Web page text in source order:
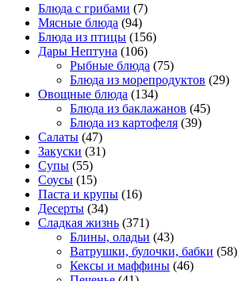
Блюда с грибами (7)
Мясные блюда (94)
Блюда из птицы (156)
Дары Нептуна (106)
Рыбные блюда (75)
Блюда из морепродуктов (29)
Овощные блюда (134)
Блюда из баклажанов (45)
Блюда из картофеля (39)
Салаты (47)
Закуски (31)
Супы (55)
Соусы (15)
Паста и крупы (16)
Десерты (34)
Сладкая жизнь (371)
Блины, оладьи (43)
Ватрушки, булочки, бабки (58)
Кексы и маффины (46)